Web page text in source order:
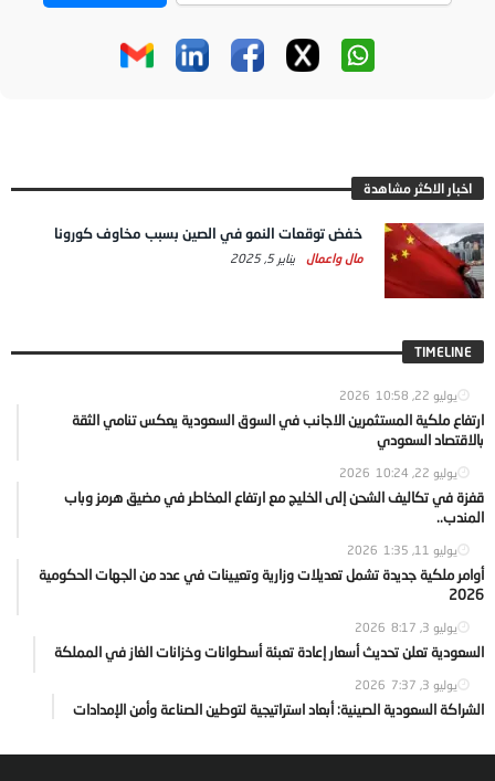
اخبار الاكثر مشاهدة
خفض توقعات النمو في الصين بسبب مخاوف كورونا
مال واعمال يناير 5, 2025
TIMELINE
يوليو 22, 2026 10:58
ارتفاع ملكية المستثمرين الاجانب في السوق السعودية يعكس تنامي الثقة
بالاقتصاد السعودي
يوليو 22, 2026 10:24
قفزة في تكاليف الشحن إلى الخليج مع ارتفاع المخاطر في مضيق هرمز وباب
المندب..
يوليو 11, 2026 1:35
أوامر ملكية جديدة تشمل تعديلات وزارية وتعيينات في عدد من الجهات الحكومية
2026
يوليو 3, 2026 8:17
السعودية تعلن تحديث أسعار إعادة تعبئة أسطوانات وخزانات الغاز في المملكة
يوليو 3, 2026 7:37
الشراكة السعودية الصينية: أبعاد استراتيجية لتوطين الصناعة وأمن الإمدادات